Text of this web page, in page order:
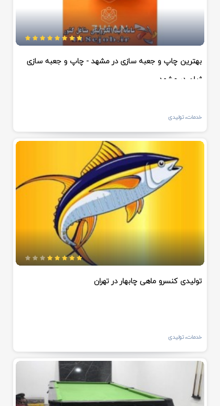
بهترین چاپ و جعبه سازی در مشهد - چاپ و جعبه سازی
ژیان در مشهد
خدمات، تولیدی
تولیدی کنسرو ماهی چابهار در تهران
خدمات، تولیدی